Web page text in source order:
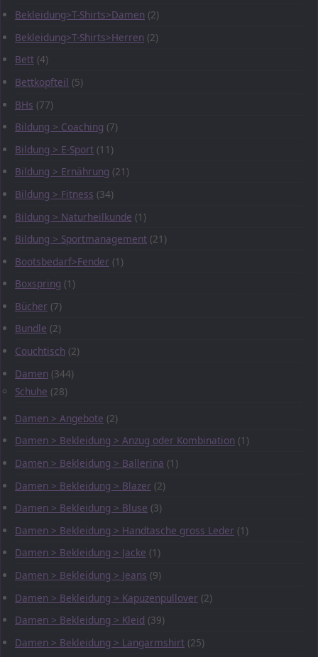
Bekleidung>T-Shirts>Damen (2)
Bekleidung>T-Shirts>Herren (2)
Bett (4)
Bettkopfteil (5)
BHs (77)
Bildung > Coaching (7)
Bildung > E-Sport (11)
Bildung > Ernährung (21)
Bildung > Fitness (34)
Bildung > Naturheilkunde (1)
Bildung > Sportmanagement (21)
Bootsbedarf>Fender (1)
Boxspring (1)
Bücher (7)
Bundle (2)
Couchtisch (2)
Damen (344)
Schuhe (28)
Damen > Angebote (2)
Damen > Bekleidung > Anzug oder Kombination (1)
Damen > Bekleidung > Ballerina (1)
Damen > Bekleidung > Blazer (2)
Damen > Bekleidung > Bluse (3)
Damen > Bekleidung > Handtasche gross Leder (1)
Damen > Bekleidung > Jacke (1)
Damen > Bekleidung > Jeans (9)
Damen > Bekleidung > Kapuzenpullover (2)
Damen > Bekleidung > Kleid (39)
Damen > Bekleidung > Langarmshirt (25)